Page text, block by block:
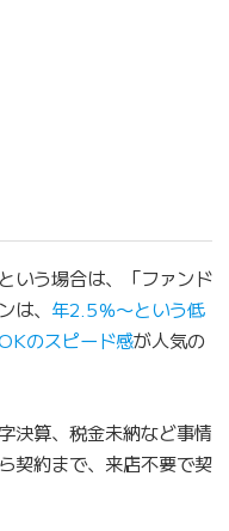
う場合は、「ファンド
は、 年2.5％〜という低
のスピード感が人気の
決算、税金未納など事情
契約まで、来店不要で契